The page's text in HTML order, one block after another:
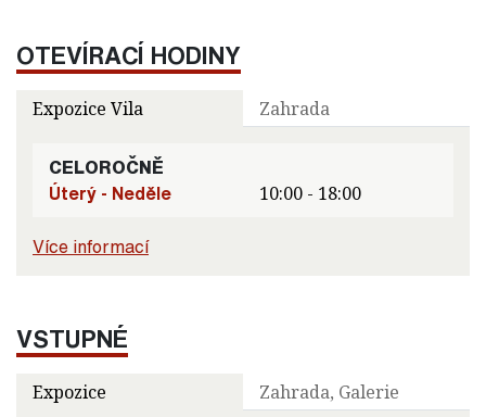
OTEVÍRACÍ HODINY
Expozice Vila Zahrada
CELOROČNĚ
Úterý - Neděle
10:00 - 18:00
Více informací
VSTUPNÉ
Expozice Zahrada, Galerie